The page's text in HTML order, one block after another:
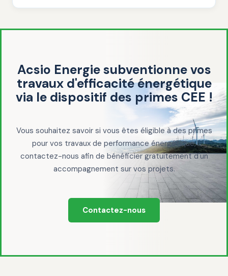
Acsio Energie subventionne vos
travaux d'efficacité énergétique
via le dispositif des primes CEE !
Vous souhaitez savoir si vous êtes éligible à des primes
pour vos travaux de performance énergétique,
contactez-nous afin de bénéficier gratuitement d'un
accompagnement sur vos projets.
Contactez-nous